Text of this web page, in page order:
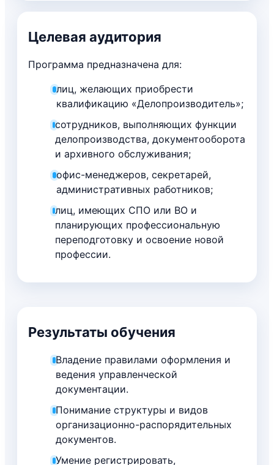
Целевая аудитория
Программа предназначена для:
лиц, желающих приобрести
квалификацию «Делопроизводитель»;
сотрудников, выполняющих функции
делопроизводства, документооборота
и архивного обслуживания;
офис-менеджеров, секретарей,
административных работников;
лиц, имеющих СПО или ВО и
планирующих профессиональную
переподготовку и освоение новой
профессии.
Результаты обучения
Владение правилами оформления и
ведения управленческой
документации.
Понимание структуры и видов
организационно-распорядительных
документов.
Умение регистрировать,